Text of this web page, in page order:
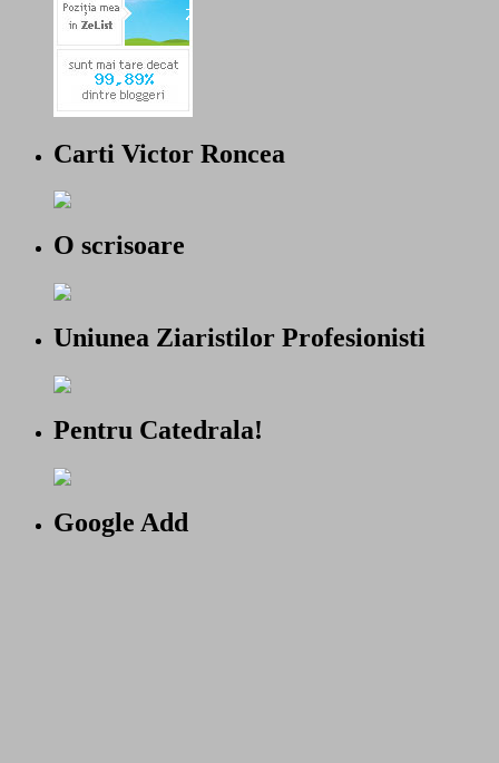
Carti Victor Roncea
O scrisoare
Uniunea Ziaristilor Profesionisti
Pentru Catedrala!
Google Add